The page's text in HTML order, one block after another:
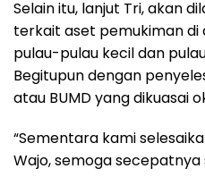
Selain itu, lanjut Tri, akan
terkait aset pemukiman di
pulau-pulau kecil dan
Begitupun dengan
atau BUMD yang dikuasai
“Sementara kami
Wajo, semoga